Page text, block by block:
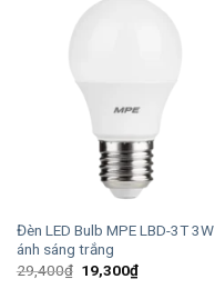
Đèn LED Bulb MPE LBD-3T 3W
ánh sáng trắng
29,400₫ Giá
gốc
19,300₫Giá
hiện